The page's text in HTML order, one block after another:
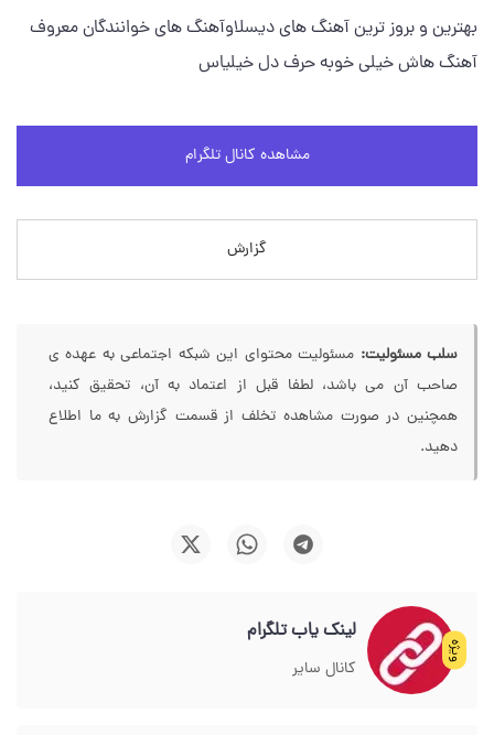
بهترین و بروز ترین آهنگ های دیسلاوآهنگ های خوانندگان معروف
آهنگ هاش خیلی خوبه حرف دل خیلیاس
مشاهده کانال تلگرام
گزارش
سلب مسئولیت: مسئولیت محتوای این شبکه اجتماعی به عهده ی
صاحب آن می باشد، لطفا قبل از اعتماد به آن، تحقیق کنید،
همچنین در صورت مشاهده تخلف از قسمت گزارش به ما اطلاع
دهید.
ویژه
لینک یاب تلگرام
کانال سایر